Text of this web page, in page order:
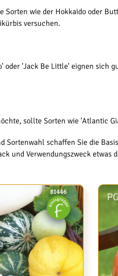
Sorten wie der Hokkaido oder
versuchen.
oder 'Jack Be Little' eignen sich
sollte Sorten wie 'Atlantic
Sortenwahl schaffen Sie die
und Verwendungszweck